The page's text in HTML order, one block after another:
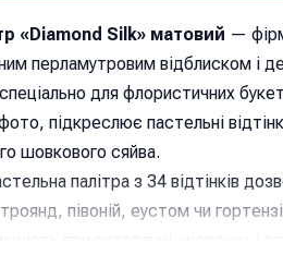
«Diamond Silk» матовий —
перламутровим відблиском і
для флористичних
підкреслює пастельні
шовкового сяйва.
палітра з 34 відтінків
півоній, еустом чи
при складанні «корони» і